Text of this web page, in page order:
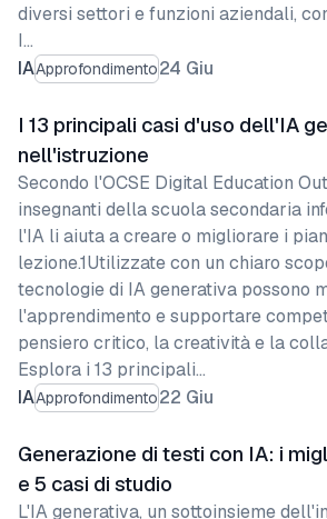
IAApprofondimento24 Giu
diversi settori e funzioni aziendali,
I…
IAApprofondimento22 Giu
I 13 principali casi d'uso dell'IA
nell'istruzione
Secondo l'OCSE Digital Education
insegnanti della scuola secondaria
l'IA li aiuta a creare o migliorare i
lezione.1Utilizzate con un chiaro
tecnologie di IA generativa possono
l'apprendimento e supportare
pensiero critico, la creatività e la
Esplora i 13 principali…
Generazione di testi con IA: i
e 5 casi di studio
L'IA generativa, un sottoinsieme